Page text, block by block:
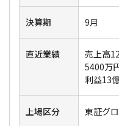
決算期 9月
直近業績
売上高
5400万
利益13
上場区分 東証グ